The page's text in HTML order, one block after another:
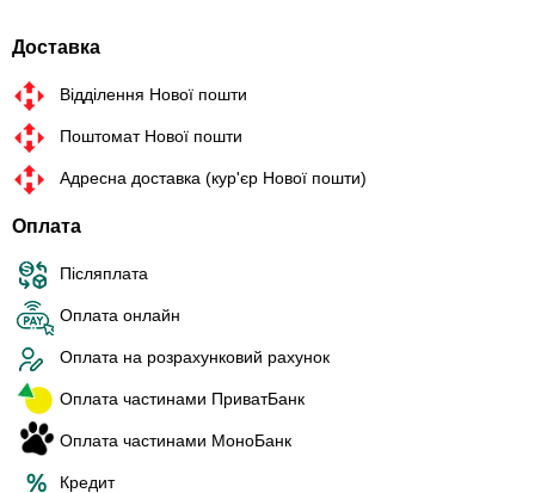
Доставка
Відділення Нової пошти
Поштомат Нової пошти
Адресна доставка (кур'єр Нової пошти)
Оплата
Післяплата
Оплата онлайн
Оплата на розрахунковий рахунок
Оплата частинами ПриватБанк
Оплата частинами МоноБанк
Кредит